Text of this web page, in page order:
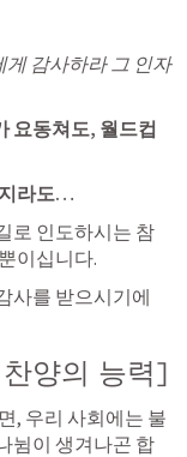
게 감사하라 그 인자
요동쳐도, 월드컵
지라도…
로 인도하시는 참
이십니다.
사를 받으시기에
양의 능력]
, 우리 사회에는 불
뉨이 생겨나곤 합